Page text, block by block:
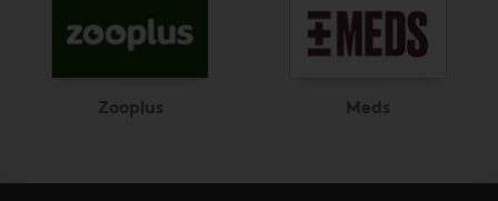
Zooplus Meds